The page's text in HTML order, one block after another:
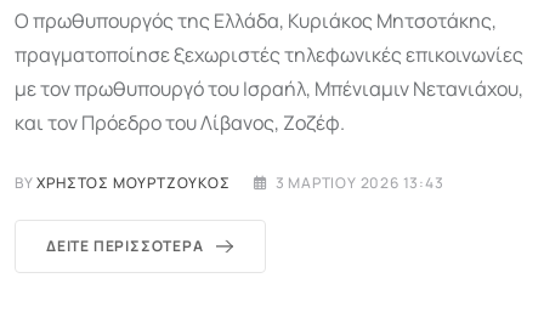
Ο πρωθυπουργός της Ελλάδα, Κυριάκος Μητσοτάκης,
πραγματοποίησε ξεχωριστές τηλεφωνικές επικοινωνίες
με τον πρωθυπουργό του Ισραήλ, Μπένιαμιν Νετανιάχου,
και τον Πρόεδρο του Λίβανος, ‎Ζοζέφ.
BYΧΡΉΣΤΟΣ ΜΟΥΡΤΖΟΎΚΟΣ 3 ΜΑΡΤΊΟΥ 2026 13:43
ΔΕΊΤΕ ΠΕΡΙΣΣΌΤΕΡΑ